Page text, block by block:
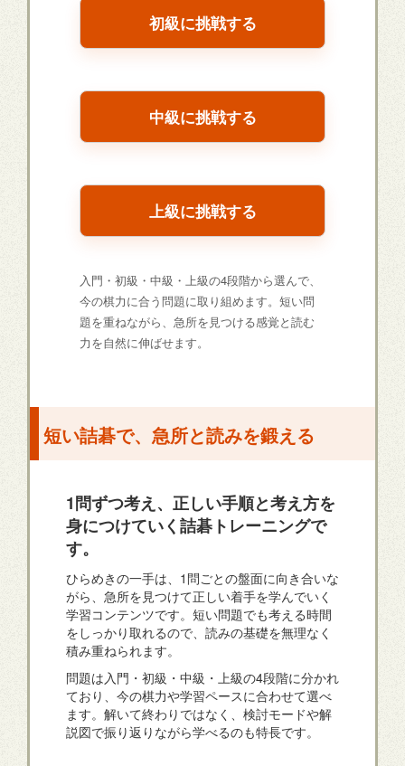
初級に挑戦する
中級に挑戦する
上級に挑戦する
入門・初級・中級・上級の4段階から選んで、
今の棋力に合う問題に取り組めます。短い問
題を重ねながら、急所を見つける感覚と読む
力を自然に伸ばせます。
短い詰碁で、急所と読みを鍛える
1問ずつ考え、正しい手順と考え方を
身につけていく詰碁トレーニングで
す。
ひらめきの一手は、1問ごとの盤面に向き合いな
がら、急所を見つけて正しい着手を学んでいく
学習コンテンツです。短い問題でも考える時間
をしっかり取れるので、読みの基礎を無理なく
積み重ねられます。
問題は入門・初級・中級・上級の4段階に分かれ
ており、今の棋力や学習ペースに合わせて選べ
ます。解いて終わりではなく、検討モードや解
説図で振り返りながら学べるのも特長です。